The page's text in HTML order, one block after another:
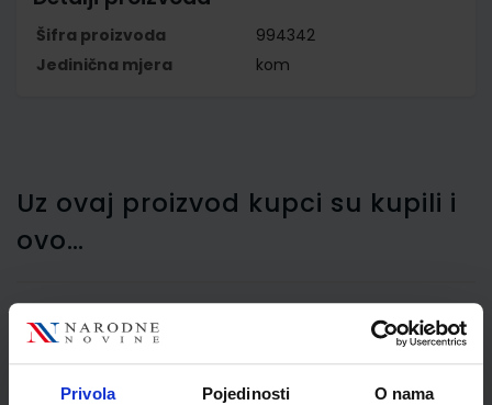
Privola Pojedinosti O nama
Šifra proizvoda
994342
Jedinična mjera
kom
Uz ovaj proizvod kupci su kupili i
ovo…
Ading rola 57 mm / 30 m
termo, Nano